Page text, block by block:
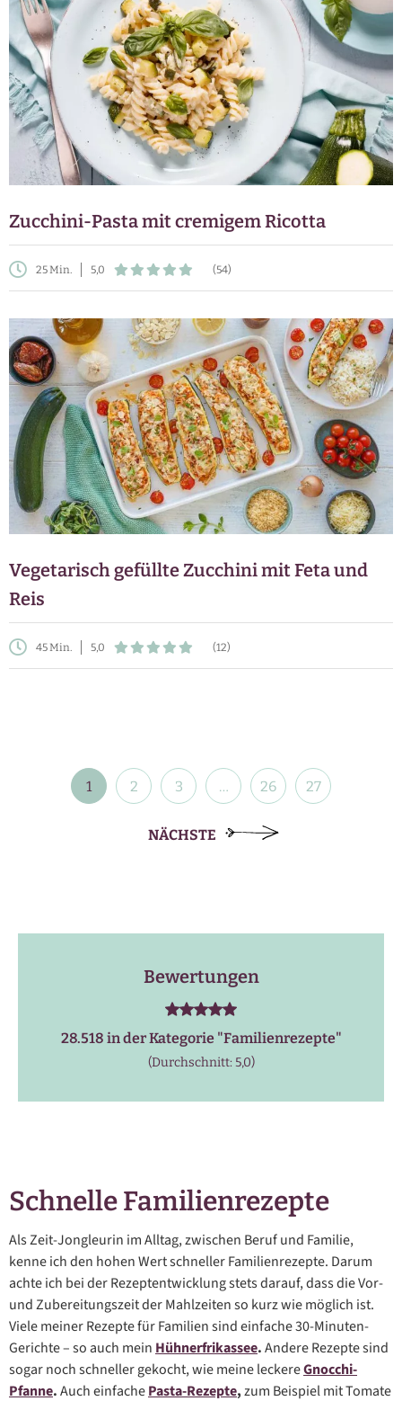
Zucchini-Pasta mit cremigem Ricotta
25 Min. 5,0 (54)
Vegetarisch gefüllte Zucchini mit Feta und
Reis
45 Min. 5,0 (12)
Beitragsnavigation
1 2 3 … 26 27
NÄCHSTE
Bewertungen
28.518 in der Kategorie "Familienrezepte"
(Durchschnitt: 5,0)
Schnelle Familienrezepte
Als Zeit-Jongleurin im Alltag, zwischen Beruf und Familie,
kenne ich den hohen Wert schneller Familienrezepte. Darum
achte ich bei der Rezeptentwicklung stets darauf, dass die Vor-
und Zubereitungszeit der Mahlzeiten so kurz wie möglich ist.
Viele meiner Rezepte für Familien sind einfache 30-Minuten-
Gerichte – so auch mein Hühnerfrikassee.Andere Rezepte sind
sogar noch schneller gekocht, wie meine leckereGnocchi-
Pfanne.Auch einfachePasta-Rezepte,zum Beispiel mit Tomate